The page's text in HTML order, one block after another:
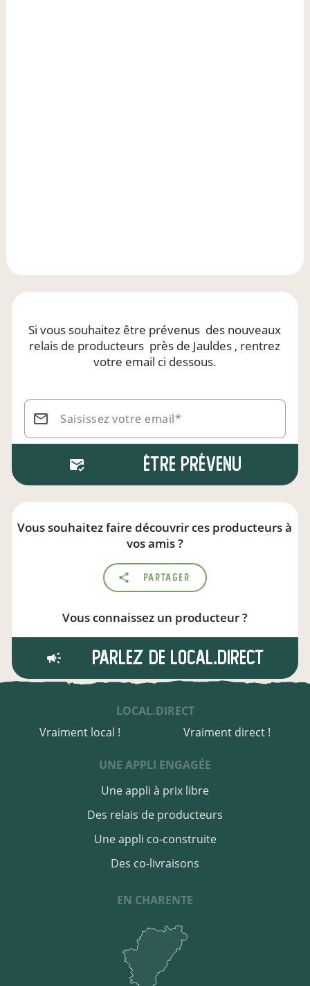
Si vous souhaitez être prévenus des nouveaux
relais de producteurs près de Jauldes , rentrez
votre email ci dessous.
Saisissez votre email*
Être prévenu
Vous souhaitez faire découvrir ces producteurs à
vos amis ?
Partager
Vous connaissez un producteur ?
Parlez de local.direct
LOCAL.DIRECT
Vraiment local !
Vraiment direct !
UNE APPLI ENGAGÉE
Une appli à prix libre
Des relais de producteurs
Des co-livraisons
Une appli co-construite
EN CHARENTE